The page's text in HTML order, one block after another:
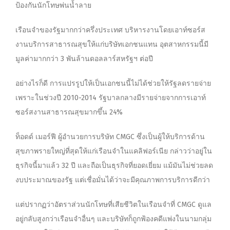
ป้องกันนักโทษพ่นน้ำลาย
เรือนจำของรัฐมากกว่าครึ่งประเทศ บริหารงานโดยเอาท์ซอร์ส
งานบริการสาธารณสุขให้แก่บริษัทเอกชนแทน อุตสาหกรรมนี้มี
มูลค่ามากกว่า 3 พันล้านดอลลาร์สหรัฐฯ ต่อปี
อย่างไรก็ดี การแปรรูปให้เป็นเอกชนนี้ไม่ได้ช่วยให้รัฐลดรายจ่าย
เพราะในช่วงปี 2010-2014 รัฐบาลกลางมีรายจ่ายจากการเอาท์
ซอร์สงานสาธารณสุขมากขึ้น 24%
ท็อดด์ เมอร์ฟี ผู้อำนวยการบริษัท CMGC ซึ่งเป็นผู้ให้บริการด้าน
สุขภาพรายใหญ่ที่สุดให้แก่เรือนจำในแคลิฟอร์เนีย กล่าวว่าอยู่ใน
ธุรกิจนี้มาแล้ว 32 ปี และถือเป็นธุรกิจที่ยอดเยี่ยม แม้มันไม่ช่วยลด
งบประมาณของรัฐ แต่เชื่อมั่นได้ว่าจะมีคุณภาพการบริการดีกว่า
แต่ปรากฏว่าอัตราส่วนนักโทษที่เสียชีวิตในเรือนจำที่ CMGC ดูแล
อยู่กลับสูงกว่าเรือนจำอื่นๆ และบริษัทก็ถูกฟ้องคดีแพ่งในนามกลุ่ม